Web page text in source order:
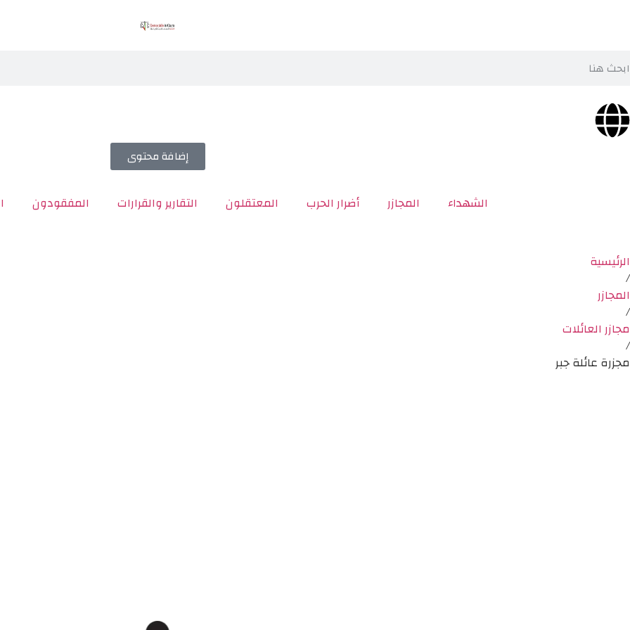
إضافة محتوى
الشهداء المجازر أضرار الحرب المعتقلون التقارير والقرارات المفقودون
الرئيسية
/
المجازر
/
مجازر العائلات
/
مجزرة عائلة جبر